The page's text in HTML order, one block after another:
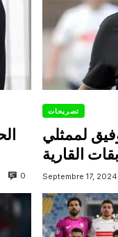
0
تصريحات
لممثلي
Septembre 17, 2024